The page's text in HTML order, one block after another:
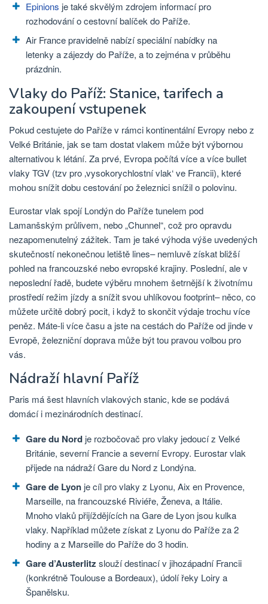
Epinions je také skvělým zdrojem informací pro
rozhodování o cestovní balíček do Paříže.
Air France pravidelně nabízí speciální nabídky na
letenky a zájezdy do Paříže, a to zejména v průběhu
prázdnin.
Vlaky do Paříž: Stanice, tarifech a
zakoupení vstupenek
Pokud cestujete do Paříže v rámci kontinentální Evropy nebo z
Velké Británie, jak se tam dostat vlakem může být výbornou
alternativou k létání. Za prvé, Evropa počítá více a více bullet
vlaky TGV (tzv pro ‚vysokorychlostní vlak‘ ve Francii), které
mohou snížit dobu cestování po železnici snížil o polovinu.
Eurostar vlak spojí Londýn do Paříže tunelem pod
Lamanšským průlivem, nebo „Chunnel“, což pro opravdu
nezapomenutelný zážitek. Tam je také výhoda výše uvedených
skutečností nekonečnou letiště lines– nemluvě získat bližší
pohled na francouzské nebo evropské krajiny. Poslední, ale v
neposlední řadě, budete výběru mnohem šetrnější k životnímu
prostředí režim jízdy a snížit svou uhlíkovou footprint– něco, co
můžete určitě dobrý pocit, i když to skončit výdaje trochu více
peněz. Máte-li více času a jste na cestách do Paříže od jinde v
Evropě, železniční doprava může být tou pravou volbou pro
vás.
Nádraží hlavní Paříž
Paris má šest hlavních vlakových stanic, kde se podává
domácí i mezinárodních destinací.
Gare du Nord je rozbočovač pro vlaky jedoucí z Velké
Británie, severní Francie a severní Evropy. Eurostar vlak
přijede na nádraží Gare du Nord z Londýna.
Gare de Lyon je cíl pro vlaky z Lyonu, Aix en Provence,
Marseille, na francouzské Riviéře, Ženeva, a Itálie.
Mnoho vlaků přijíždějících na Gare de Lyon jsou kulka
vlaky. Například můžete získat z Lyonu do Paříže za 2
hodiny a z Marseille do Paříže do 3 hodin.
Gare d’Austerlitz slouží destinací v jihozápadní Francii
(konkrétně Toulouse a Bordeaux), údolí řeky Loiry a
Španělsku.